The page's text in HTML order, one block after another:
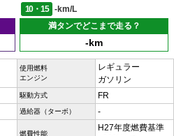
10・15
-km/L
満タンでどこまで走る？
-km
使用燃料
エンジン
レギュラー
ガソリン
駆動方式 FR
過給器（ターボ） -
燃費性能
H27年度燃費基準